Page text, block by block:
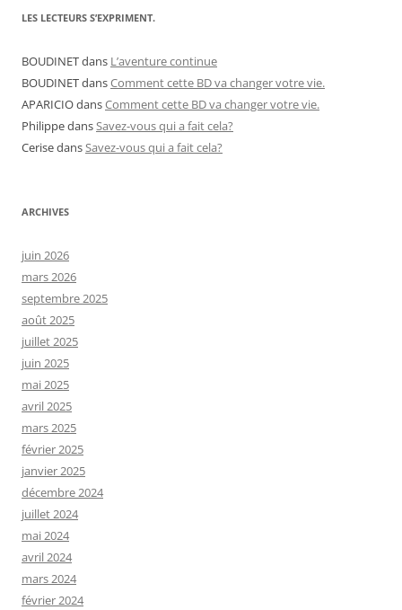
LES LECTEURS S’EXPRIMENT.
BOUDINETdans L’aventure continue
BOUDINETdansComment cette BD va changer votre vie.
APARICIOdansComment cette BD va changer votre vie.
PhilippedansSavez-vous qui a fait cela?
CerisedansSavez-vous qui a fait cela?
ARCHIVES
juin 2026
mars 2026
septembre 2025
août 2025
juillet 2025
juin 2025
mai 2025
avril 2025
mars 2025
février 2025
janvier 2025
décembre 2024
juillet 2024
mai 2024
avril 2024
mars 2024
février 2024